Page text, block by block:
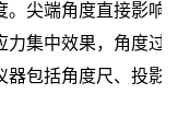
尖端角度直接影响
集中效果，角度过
包括角度尺、投影